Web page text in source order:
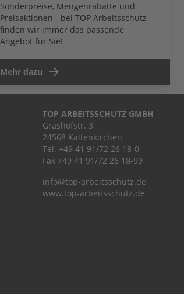
Sonderpreise, Mengenrabatte und
Preisaktionen - bei TOP Arbeitsschutz
finden wir immer das passende
Angebot für Sie!
Mehr dazu
TOP ARBEITSSCHUTZ GMBH
Grashofstr. 3
24568 Kaltenkirchen
Tel. +49 41 91/72 26 18-0
Fax +49 41 91/72 26 18-99
info@top-arbeitsschutz.de
www.top-arbeitsschutz.de